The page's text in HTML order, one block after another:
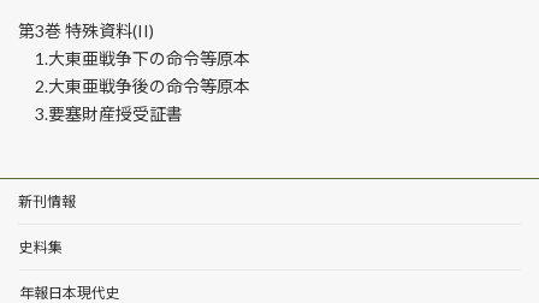
第3巻 特殊資料(II)
1.大東亜戦争下の命令等原本
2.大東亜戦争後の命令等原本
3.要塞財産授受証書
新刊情報
史料集
年報日本現代史